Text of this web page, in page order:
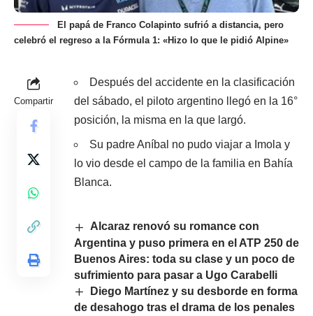
El papá de Franco Colapinto sufrió a distancia, pero
celebró el regreso a la Fórmula 1: «Hizo lo que le pidió Alpine»
Compartir
Después del accidente en la clasificación
del sábado, el piloto argentino llegó en la 16°
posición, la misma en la que largó.
Su padre Aníbal no pudo viajar a Imola y
lo vio desde el campo de la familia en Bahía
Blanca.
Alcaraz renovó su romance con
Argentina y puso primera en el ATP 250 de
Buenos Aires: toda su clase y un poco de
sufrimiento para pasar a Ugo Carabelli
Diego Martínez y su desborde en forma
de desahogo tras el drama de los penales